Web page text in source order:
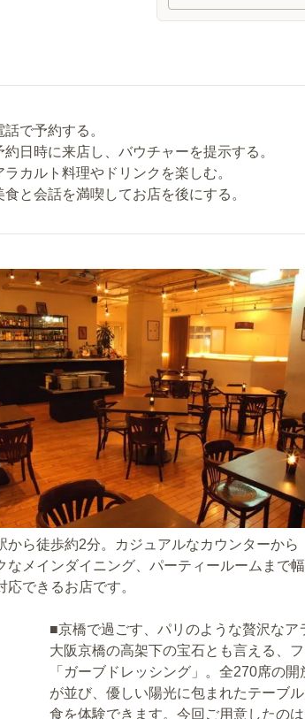
で予約する。
日時に来店し、バウチャーを提示する。
カルト料理やドリンクを楽しむ。
から徒歩約2分。カジュアルなカウンターから
なメインダイニング、パーティールームまで幅
応できるお店です。
■京橋で過ごす、パリのような贅沢なア
大阪京橋の高架下の宝石とも言える、
「ガーブドレッシング」。全270席の
が並び、優しい陽光に包まれたテーブ
食を体験できます。今回ご用意したの